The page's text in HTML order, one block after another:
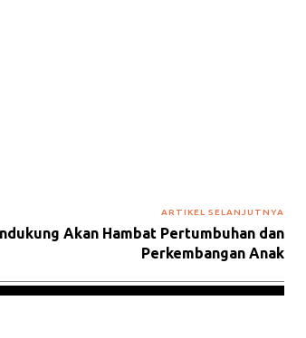
ARTIKEL SELANJUTNYA
Akan Hambat Pertumbuhan dan
Perkembangan Anak